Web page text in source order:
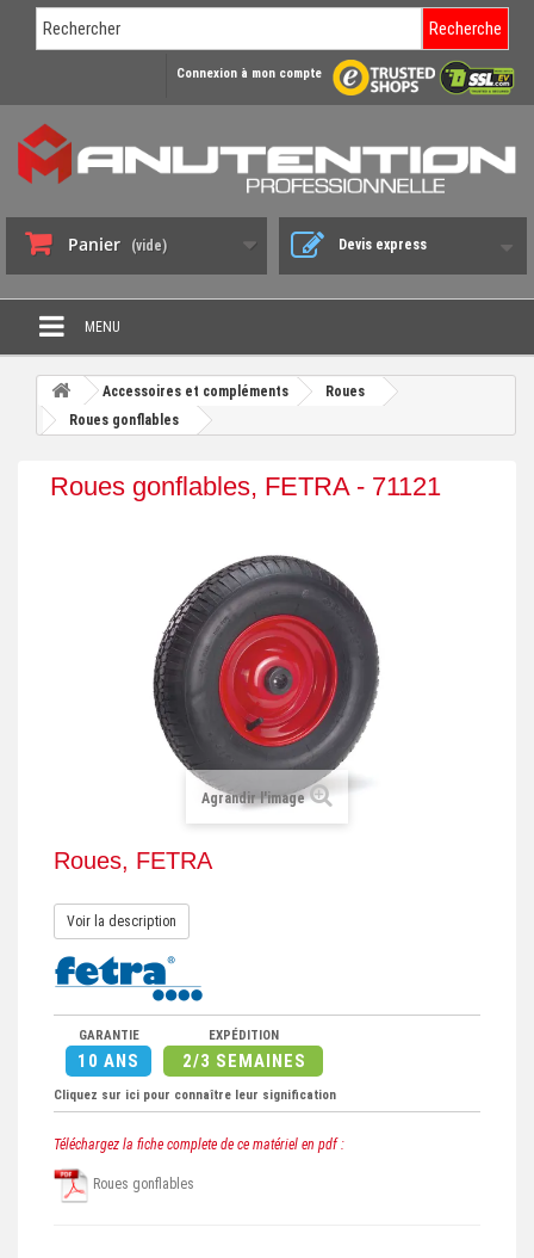
Recherche
Connexion à mon compte
Panier (vide) Devis express
MENU
PROMO DÉSTOCKAGE
CHARIOT DE MANUTENTION
ROULEUR ET PLATEAU ROULANT
TRANSPALETTE ET PALETTAGE
GERBEUR ET CRIC INDUSTRIEL
ACCESSOIRES ET COMPLÉMENTS
Accessoires et compléments
Roues
Roues gonflables
Roues gonflables, FETRA - 71121
Agrandir l'image
Roues, FETRA
Voir la description
GARANTIE
10 ANS
EXPÉDITION
2/3 SEMAINES
Cliquez sur ici pour connaître leur signification
Téléchargez la fiche complete de ce matériel en pdf :
Roues gonflables